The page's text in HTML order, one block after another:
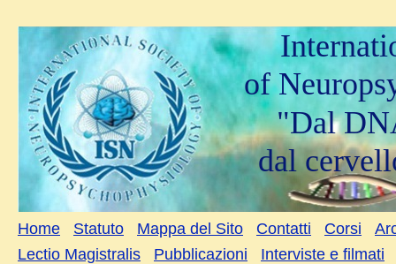
of
"Dal
dal
Home Statuto Mappa del Sito Contatti Corsi
Lectio Magistralis
Pubblicazioni
Interviste e filmati